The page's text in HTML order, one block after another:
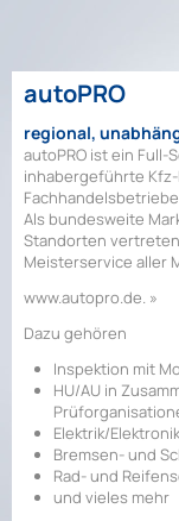
autoPRO
regional,
autoPRO ist ein
inhabergeführte
Als bundesweite
Standorten
Meisterservice aller
www.autopro.de. »
Dazu gehören
Inspektion mit
HU/AU in
Elektrik/Elektronik
Bremsen- und
Rad- und
und vieles mehr